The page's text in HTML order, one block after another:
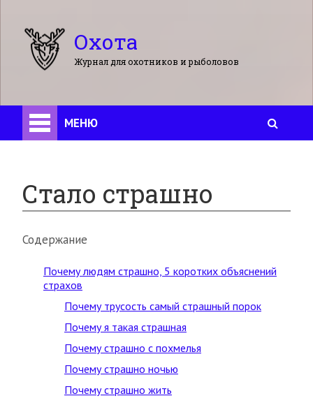
Охота
Журнал для охотников и рыболовов
МЕНЮ
Стало страшно
Содержание
Почему людям страшно, 5 коротких объяснений
страхов
Почему трусость самый страшный порок
Почему я такая страшная
Почему страшно с похмелья
Почему страшно ночью
Почему страшно жить